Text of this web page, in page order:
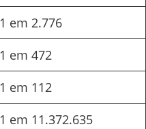
1 em 2.776
1 em 472
1 em 112
1 em 11.372.635